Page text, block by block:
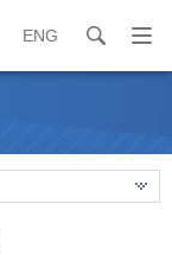
ENG search
打
開